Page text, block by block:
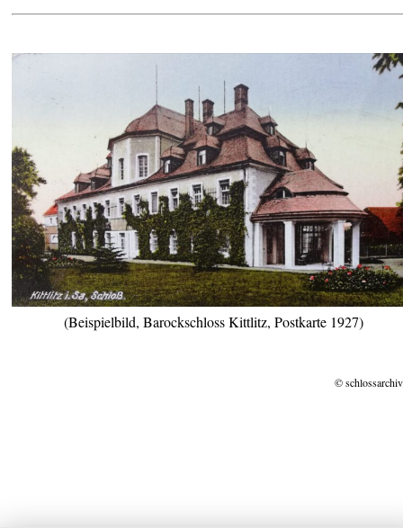
(Beispielbild, Barockschloss Kittlitz, Postkarte 1927)
©